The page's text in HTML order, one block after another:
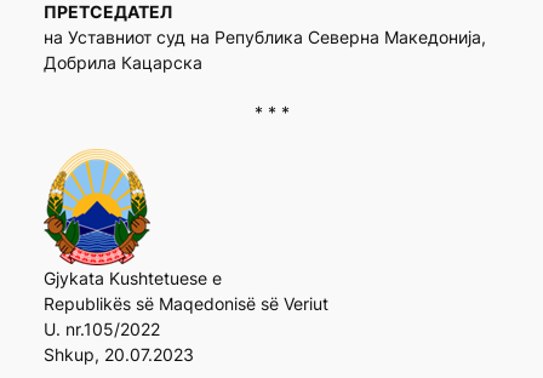
ПРЕТСЕДАТЕЛ
на Уставниот суд на Република Северна Македонија,
Добрила Кацарска
* * *
Gjykata Kushtetuese e
Republikës së Maqedonisë së Veriut
U. nr.105/2022
Shkup, 20.07.2023